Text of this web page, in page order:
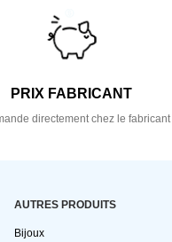
PRIX FABRICANT
directement chez le fabricant
AUTRES PRODUITS
Bijoux